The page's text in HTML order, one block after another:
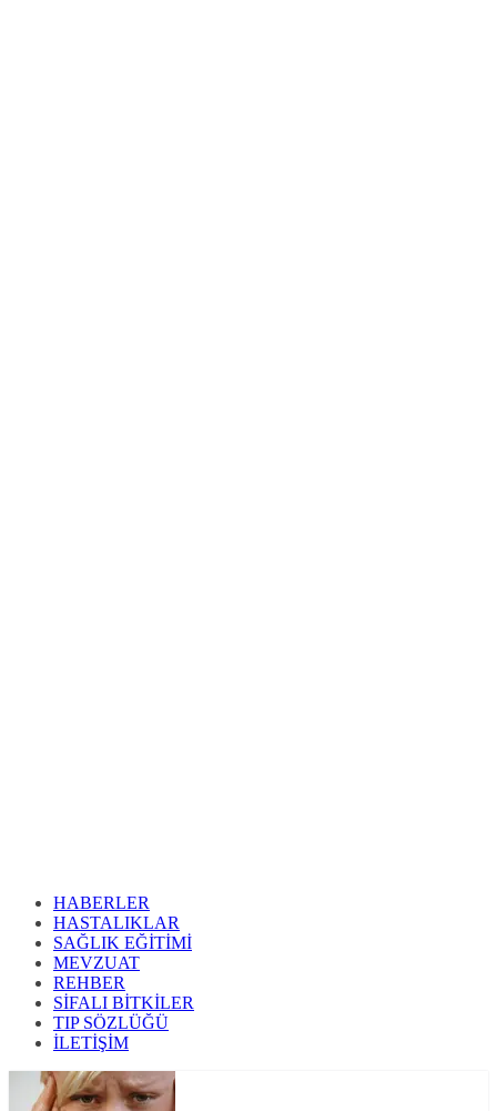
HABERLER
HASTALIKLAR
SAĞLIK EĞİTİMİ
MEVZUAT
REHBER
SİFALI BİTKİLER
TIP SÖZLÜĞÜ
İLETİŞİM